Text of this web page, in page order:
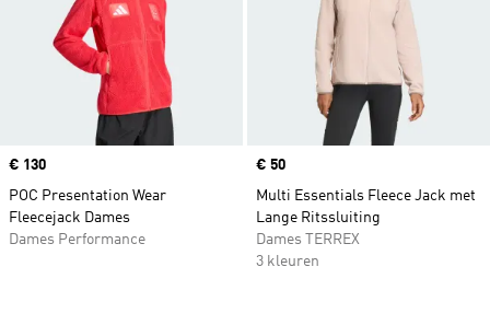
Price
€ 130
POC Presentation Wear
Fleecejack Dames
Dames Performance
Price
€ 50
Multi Essentials Fleece Jack met
Lange Ritssluiting
Dames TERREX
3 kleuren